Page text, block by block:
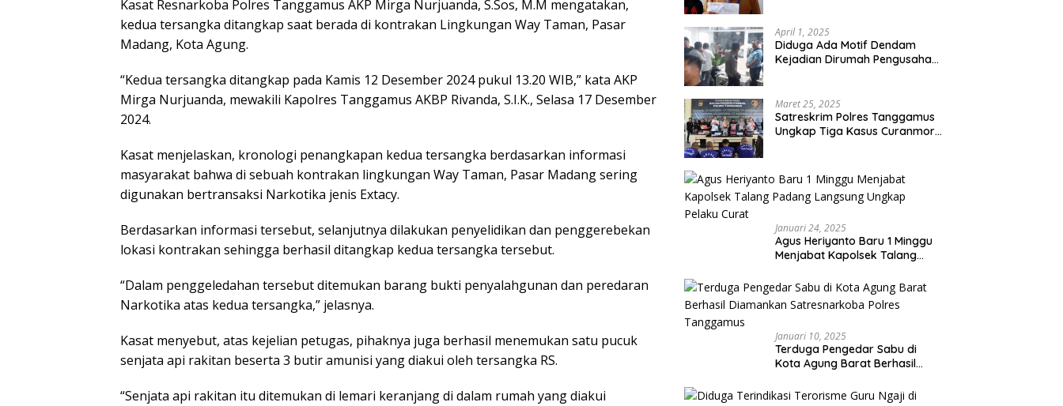
Kasat Resnarkoba Polres Tanggamus AKP Mirga Nurjuanda, S.Sos, M.M mengatakan,
kedua tersangka ditangkap saat berada di kontrakan Lingkungan Way Taman, Pasar
Madang, Kota Agung.
“Kedua tersangka ditangkap pada Kamis 12 Desember 2024 pukul 13.20 WIB,” kata AKP
Mirga Nurjuanda, mewakili Kapolres Tanggamus AKBP Rivanda, S.I.K., Selasa 17 Desember
2024.
Kasat menjelaskan, kronologi penangkapan kedua tersangka berdasarkan informasi
masyarakat bahwa di sebuah kontrakan lingkungan Way Taman, Pasar Madang sering
digunakan bertransaksi Narkotika jenis Extacy.
Berdasarkan informasi tersebut, selanjutnya dilakukan penyelidikan dan penggerebekan
lokasi kontrakan sehingga berhasil ditangkap kedua tersangka tersebut.
“Dalam penggeledahan tersebut ditemukan barang bukti penyalahgunan dan peredaran
Narkotika atas kedua tersangka,” jelasnya.
Kasat menyebut, atas kejelian petugas, pihaknya juga berhasil menemukan satu pucuk
senjata api rakitan beserta 3 butir amunisi yang diakui oleh tersangka RS.
“Senjata api rakitan itu ditemukan di lemari keranjang di dalam rumah yang diakui
April 1, 2025
Diduga Ada Motif Dendam
Kejadian Dirumah Pengusaha
Maret 25, 2025
Satreskrim Polres Tanggamus
Ungkap Tiga Kasus Curanmor,
Januari 24, 2025
Agus Heriyanto Baru 1 Minggu
Menjabat Kapolsek Talang
Pelaku Curat
Januari 10, 2025
Terduga Pengedar Sabu di
Kota Agung Barat Berhasil
Polres Tanggamus